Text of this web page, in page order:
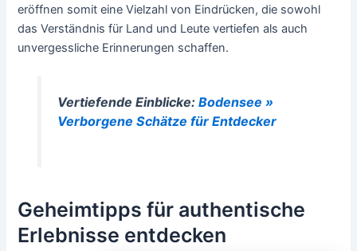
eröffnen somit eine Vielzahl von Eindrücken, die sowohl
das Verständnis für Land und Leute vertiefen als auch
unvergessliche Erinnerungen schaffen.
Vertiefende Einblicke: Bodensee »
Verborgene Schätze für Entdecker
Geheimtipps für authentische
Erlebnisse entdecken